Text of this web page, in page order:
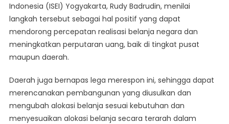
Indonesia (ISEI) Yogyakarta, Rudy Badrudin, menilai
langkah tersebut sebagai hal positif yang dapat
mendorong percepatan realisasi belanja negara dan
meningkatkan perputaran uang, baik di tingkat pusat
maupun daerah.
Daerah juga bernapas lega merespon ini, sehingga dapat
merencanakan pembangunan yang diusulkan dan
mengubah alokasi belanja sesuai kebutuhan dan
menyesuaikan alokasi belanja secara terarah dalam